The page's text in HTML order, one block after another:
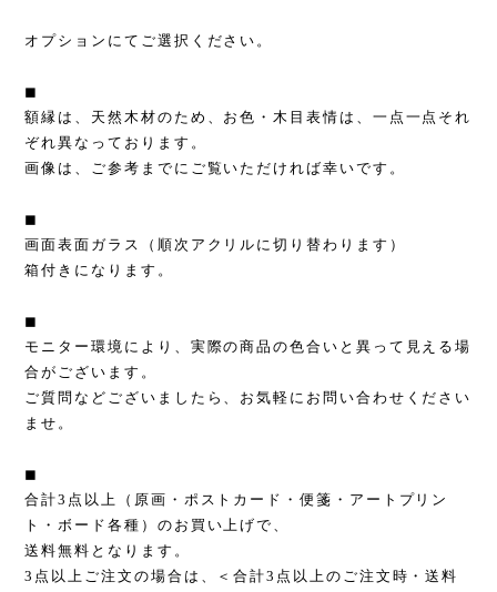
オプションにてご選択ください。
◼︎
額縁は、天然木材のため、お色・木目表情は、一点一点それ
ぞれ異なっております。
画像は、ご参考までにご覧いただければ幸いです。
◼︎
画面表面ガラス（順次アクリルに切り替わります）
箱付きになります。
◼︎
モニター環境により、実際の商品の色合いと異って見える場
合がございます。
ご質問などございましたら、お気軽にお問い合わせください
ませ。
◼︎
合計3点以上（原画・ポストカード・便箋・アートプリン
ト・ボード各種）のお買い上げで、
送料無料となります。
3点以上ご注文の場合は、＜合計3点以上のご注文時・送料